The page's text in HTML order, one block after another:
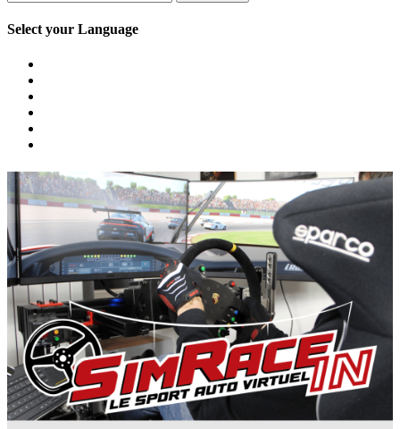
Select your Language